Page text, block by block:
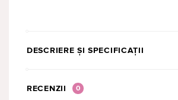
DESCRIERE ȘI SPECIFICAȚII
RECENZII 0